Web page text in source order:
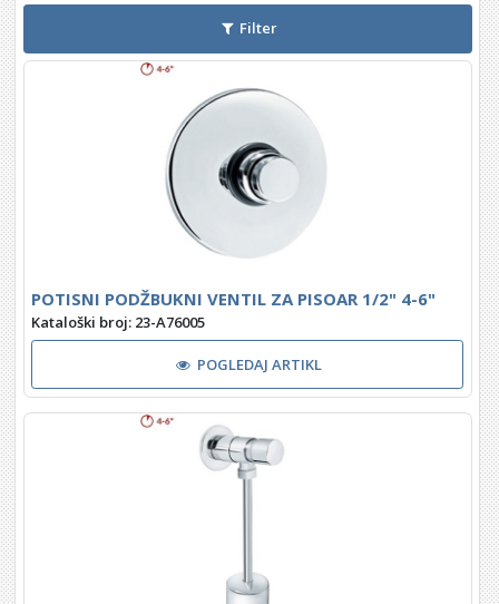
Filter
POTISNI PODŽBUKNI VENTIL ZA PISOAR 1/2" 4-6"
Kataloški broj: 23-A76005
POGLEDAJ ARTIKL